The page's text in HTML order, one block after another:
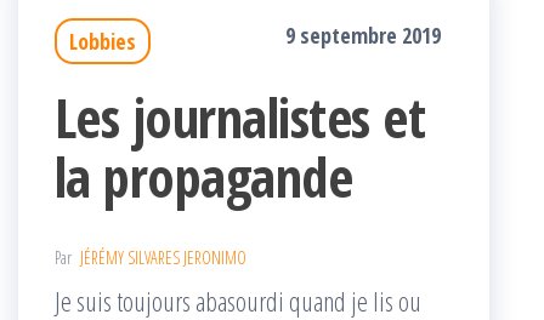
Lobbies 9 septembre 2019
Les journalistes et
la propagande
Par JÉRÉMY SILVARES JERONIMO
Je suis toujours abasourdi quand je lis ou